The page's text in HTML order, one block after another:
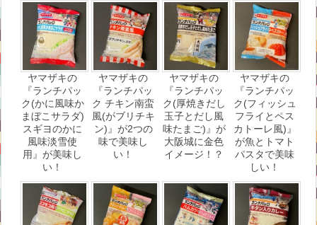
ヤマザキの
『ランチパッ
ク(かに風味か
まぼこサラダ)
スギヨのかに
風味淡雪使
用』が美味し
い！
ヤマザキの
『ランチパッ
ク チキン南蛮
風(がブリチキ
ン)』が2つの
味で美味し
い！
ヤマザキの
『ランチパッ
ク(厚焼きだし
玉子とだし風
味たまご)』が
大阪城に金色
イメージ！？
ヤマザキの
『ランチパッ
ク(フィッシュ
フライとペス
カトーレ風)』
が魚とトマト
パスタで美味
しい！